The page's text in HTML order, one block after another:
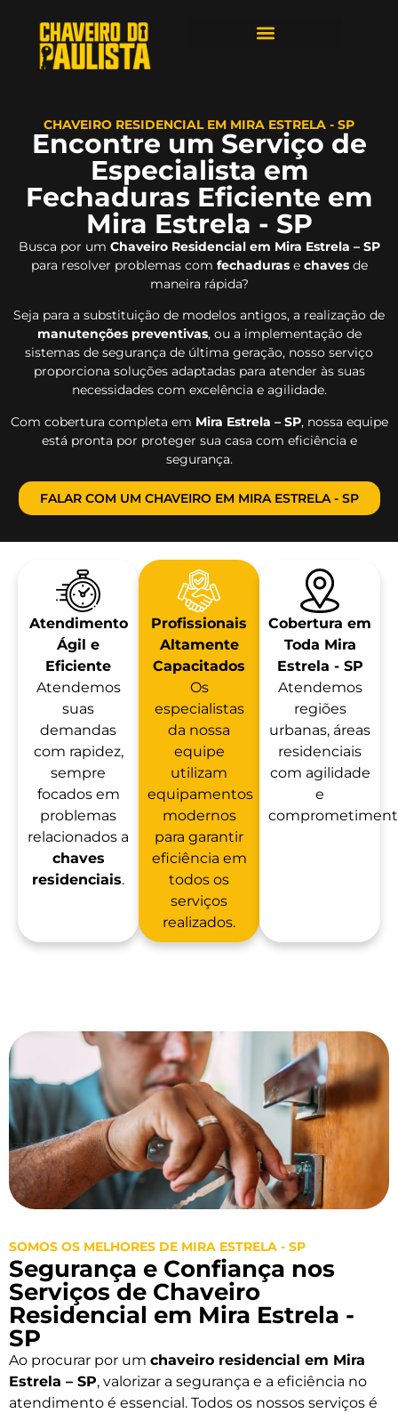
CHAVEIRO RESIDENCIAL EM MIRA ESTRELA - SP
Encontre um Serviço de
Especialista em
Fechaduras Eficiente em
Mira Estrela - SP
Busca por um Chaveiro Residencial em Mira Estrela – SP
para resolver problemas com fechadurase chavesde
maneira rápida?
Seja para a substituição de modelos antigos, a realização de
manutenções preventivas, ou a implementação de
sistemas de segurança de última geração, nosso serviço
proporciona soluções adaptadas para atender às suas
necessidades com excelência e agilidade.
Com cobertura completa em Mira Estrela – SP, nossa equipe
está pronta por proteger sua casa com eficiência e
segurança.
FALAR COM UM CHAVEIRO EM MIRA ESTRELA - SP
Atendimento
Ágil e
Eficiente
Atendemos
suas
demandas
com rapidez,
sempre
focados em
problemas
relacionados a
chaves
residenciais.
Profissionais
Altamente
Capacitados
Os
especialistas
da nossa
equipe
utilizam
equipamentos
modernos
para garantir
eficiência em
todos os
serviços
realizados.
Cobertura em
Toda Mira
Estrela - SP
Atendemos
regiões
urbanas, áreas
residenciais
com agilidade
e
SOMOS OS MELHORES DE MIRA ESTRELA - SP
Segurança e Confiança nos
Serviços de Chaveiro
Residencial em Mira Estrela -
SP
Ao procurar por um chaveiro residencial em Mira
Estrela – SP, valorizar a segurança e a eficiência no
atendimento é essencial. Todos os nossos serviços é